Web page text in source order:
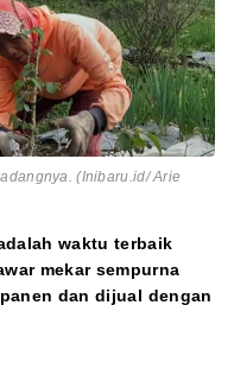
(Inibaru.id/ Arie
waktu terbaik
mekar sempurna
dan dijual dengan